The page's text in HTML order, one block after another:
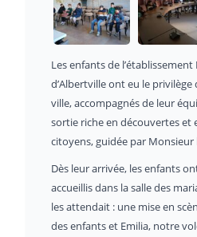
Les enfants de
d’Albertville ont eu le
ville, accompagnés de leur
sortie riche en découvertes et
citoyens, guidée par
Dès leur arrivée, les enfants
accueillis dans la salle des
les attendait : une mise en
des enfants et Emilia, notre